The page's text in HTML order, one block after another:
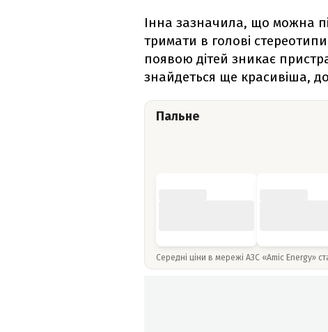
Інна зазначила, що можна
тримати в голові
появою дітей зникає
знайдеться ще красивіша,
Пальне
Середні ціни в мережі АЗС «Amic Energy»